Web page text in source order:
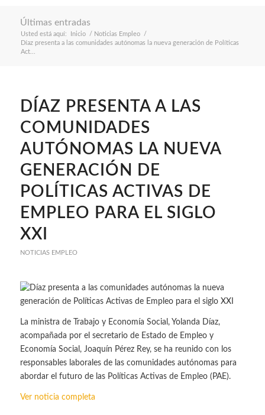
Últimas entradas
Usted está aquí: Inicio / Noticias Empleo
/
Díaz presenta a las comunidades autónomas la nueva generación de Políticas
Act...
DÍAZ PRESENTA A LAS
COMUNIDADES
AUTÓNOMAS LA NUEVA
GENERACIÓN DE
POLÍTICAS ACTIVAS DE
EMPLEO PARA EL SIGLO
XXI
NOTICIAS EMPLEO
La ministra de Trabajo y Economía Social, Yolanda Díaz,
acompañada por el secretario de Estado de Empleo y
Economía Social, Joaquín Pérez Rey, se ha reunido con los
responsables laborales de las comunidades autónomas para
abordar el futuro de las Políticas Activas de Empleo (PAE).
Ver noticia completa